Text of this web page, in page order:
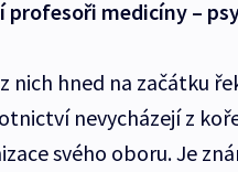
profesoři medicíny –
nich hned na začátku
nevycházejí z
svého oboru. Je